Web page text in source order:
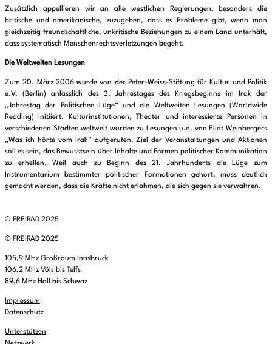
Zusätzlich appellieren wir an alle westlichen Regierungen, besonders die
britische und amerikanische, zuzugeben, dass es Probleme gibt, wenn man
gleichzeitig freundschaftliche, unkritische Beziehungen zu einem Land unterhält,
dass systematisch Menschenrechtsverletzungen begeht.
Die Weltweiten Lesungen
Zum 20. März 2006 wurde von der Peter-Weiss-Stiftung für Kultur und Politik
e.V. (Berlin) anlässlich des 3. Jahrestages des Kriegsbeginns im Irak der
„Jahrestag der Politischen Lüge“ und die Weltweiten Lesungen (Worldwide
Reading) initiiert. Kulturinstitutionen, Theater und interessierte Personen in
verschiedenen Städten weltweit wurden zu Lesungen u.a. von Eliot Weinbergers
„Was ich hörte vom Irak“ aufgerufen. Ziel der Veranstaltungen und Aktionen
soll es sein, das Bewusstsein über Inhalte und Formen politischer Kommunikation
zu erhellen. Weil auch zu Beginn des 21. Jahrhunderts die Lüge zum
Instrumentarium bestimmter politischer Formationen gehört, muss deutlich
gemacht werden, dass die Kräfte nicht erlahmen, die sich gegen sie verwahren.
© FREIRAD 2025
© FREIRAD 2025
105,9 MHz Großraum Innsbruck
106,2 MHz Völs bis Telfs
89,6 MHz Hall bis Schwaz
Impressum
Datenschutz
Unterstützen